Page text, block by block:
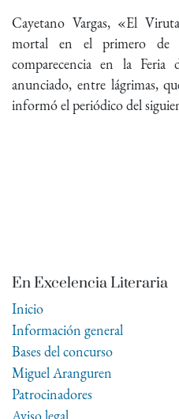
Cayetano Vargas, «El
mortal en el primero de
comparecencia en la Feria
anunciado, entre lágrimas,
informó el periódico del
En Excelencia Literaria
Inicio
Información general
Bases del concurso
Miguel Aranguren
Patrocinadores